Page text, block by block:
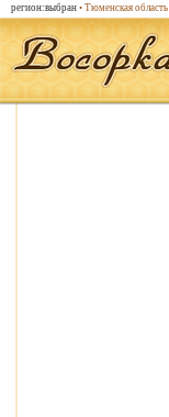
регион:выбран • Тюменская область